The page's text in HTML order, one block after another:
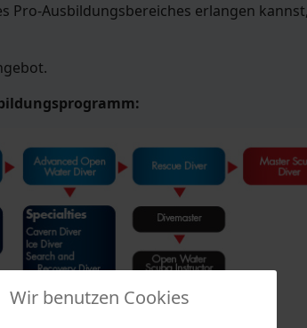
Pro-Ausbildungsbereiches erlangen
Wir benutzen Cookies